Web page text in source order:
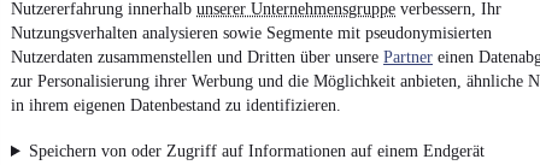
Nutzererfahrung innerhalb unserer Unternehmensgruppe verbessern, Ihr
Nutzungsverhalten analysieren sowie Segmente mit pseudonymisierten
Nutzerdaten zusammenstellen und Dritten über unsere Partner einen
zur Personalisierung ihrer Werbung und die Möglichkeit anbieten, ähnliche
in ihrem eigenen Datenbestand zu identifizieren.
Speichern von oder Zugriff auf Informationen auf einem Endgerät
Impressum
AGB
Vertrag widerrufen
Datenschutz